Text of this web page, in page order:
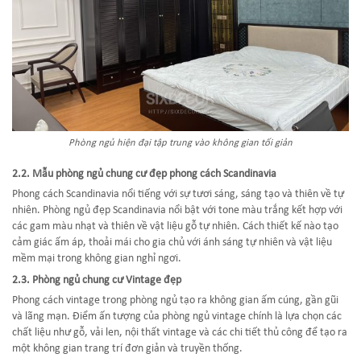
Phòng ngủ hiện đại tập trung vào không gian tối giản
2.2. Mẫu phòng ngủ chung cư đẹp phong cách Scandinavia
Phong cách Scandinavia nổi tiếng với sự tươi sáng, sáng tạo và thiên về tự
nhiên. Phòng ngủ đẹp Scandinavia nổi bật với tone màu trắng kết hợp với
các gam màu nhạt và thiên về vật liệu gỗ tự nhiên. Cách thiết kế nào tạo
cảm giác ấm áp, thoải mái cho gia chủ với ánh sáng tự nhiên và vật liệu
mềm mại trong không gian nghỉ ngơi.
2.3. Phòng ngủ chung cư Vintage đẹp
Phong cách vintage trong phòng ngủ tạo ra không gian ấm cúng, gần gũi
và lãng mạn. Điểm ấn tượng của phòng ngủ vintage chính là lựa chọn các
chất liệu như gỗ, vải len, nội thất vintage và các chi tiết thủ công để tạo ra
một không gian trang trí đơn giản và truyền thống.